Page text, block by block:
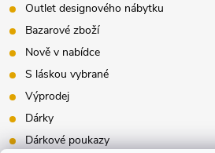
Outlet designového nábytku
Bazarové zboží
Nově v nabídce
S láskou vybrané
Výprodej
Dárky
Dárkové poukazy